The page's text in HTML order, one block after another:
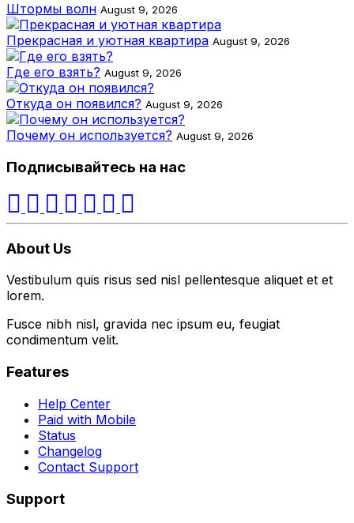
Штормы волн August 9, 2026
Прекрасная и уютная квартира August 9, 2026
Где его взять? August 9, 2026
Откуда он появился? August 9, 2026
Почему он используется? August 9, 2026
Подписывайтесь на нас
About Us
Vestibulum quis risus sed nisl pellentesque aliquet et et
lorem.
Fusce nibh nisl, gravida nec ipsum eu, feugiat
condimentum velit.
Features
Help Center
Paid with Mobile
Status
Changelog
Contact Support
Support